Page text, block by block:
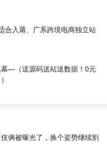
合入莆、广系跨境电商独立站
—（送源码送站送数据！0元
伎俩被曝光了，换个姿势继续割